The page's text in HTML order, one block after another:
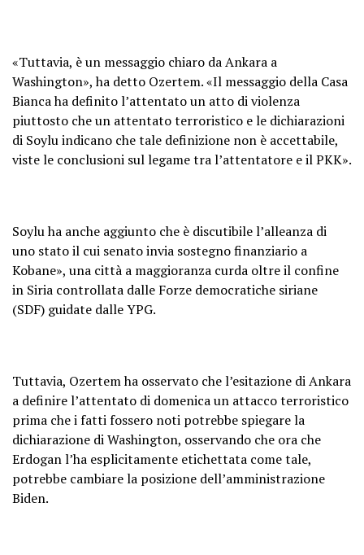
«Tuttavia, è un messaggio chiaro da Ankara a
Washington», ha detto Ozertem. «Il messaggio della Casa
Bianca ha definito l’attentato un atto di violenza
piuttosto che un attentato terroristico e le dichiarazioni
di Soylu indicano che tale definizione non è accettabile,
viste le conclusioni sul legame tra l’attentatore e il PKK».
Soylu ha anche aggiunto che è discutibile l’alleanza di
uno stato il cui senato invia sostegno finanziario a
Kobane», una città a maggioranza curda oltre il confine
in Siria controllata dalle Forze democratiche siriane
(SDF) guidate dalle YPG.
Tuttavia, Ozertem ha osservato che l’esitazione di Ankara
a definire l’attentato di domenica un attacco terroristico
prima che i fatti fossero noti potrebbe spiegare la
dichiarazione di Washington, osservando che ora che
Erdogan l’ha esplicitamente etichettata come tale,
potrebbe cambiare la posizione dell’amministrazione
Biden.